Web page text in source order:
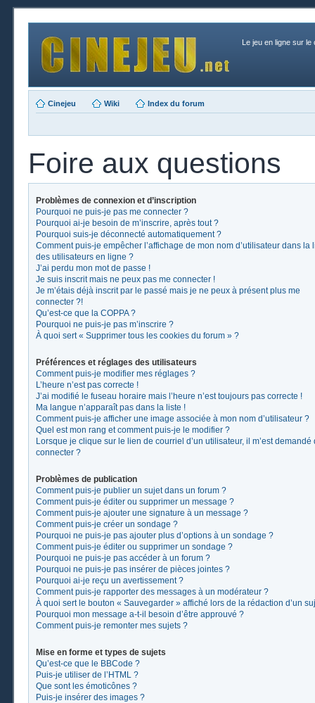
Le jeu en ligne sur le
Cinejeu Wiki Index du forum
Foire aux questions
Problèmes de connexion et d’inscription
Pourquoi ne puis-je pas me connecter ?
Pourquoi ai-je besoin de m’inscrire, après tout ?
Pourquoi suis-je déconnecté automatiquement ?
Comment puis-je empêcher l’affichage de mon nom d’utilisateur dans la
des utilisateurs en ligne ?
J’ai perdu mon mot de passe !
Je suis inscrit mais ne peux pas me connecter !
Je m’étais déjà inscrit par le passé mais je ne peux à présent plus me
connecter ?!
Qu’est-ce que la COPPA ?
Pourquoi ne puis-je pas m’inscrire ?
À quoi sert « Supprimer tous les cookies du forum » ?
Préférences et réglages des utilisateurs
Comment puis-je modifier mes réglages ?
L’heure n’est pas correcte !
J’ai modifié le fuseau horaire mais l’heure n’est toujours pas correcte !
Ma langue n’apparaît pas dans la liste !
Comment puis-je afficher une image associée à mon nom d’utilisateur ?
Quel est mon rang et comment puis-je le modifier ?
Lorsque je clique sur le lien de courriel d’un utilisateur, il m’est demandé
connecter ?
Problèmes de publication
Comment puis-je publier un sujet dans un forum ?
Comment puis-je éditer ou supprimer un message ?
Comment puis-je ajouter une signature à un message ?
Comment puis-je créer un sondage ?
Pourquoi ne puis-je pas ajouter plus d’options à un sondage ?
Comment puis-je éditer ou supprimer un sondage ?
Pourquoi ne puis-je pas accéder à un forum ?
Pourquoi ne puis-je pas insérer de pièces jointes ?
Pourquoi ai-je reçu un avertissement ?
Comment puis-je rapporter des messages à un modérateur ?
À quoi sert le bouton « Sauvegarder » affiché lors de la rédaction d’un
Pourquoi mon message a-t-il besoin d’être approuvé ?
Comment puis-je remonter mes sujets ?
Mise en forme et types de sujets
Qu’est-ce que le BBCode ?
Puis-je utiliser de l’HTML ?
Que sont les émoticônes ?
Puis-je insérer des images ?